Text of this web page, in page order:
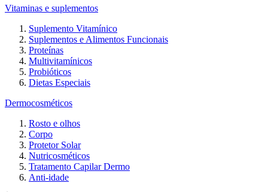
Vitaminas e suplementos
Suplemento Vitamínico
Suplementos e Alimentos Funcionais
Proteínas
Multivitamínicos
Probióticos
Dietas Especiais
Dermocosméticos
Rosto e olhos
Corpo
Protetor Solar
Nutricosméticos
Tratamento Capilar Dermo
Anti-idade